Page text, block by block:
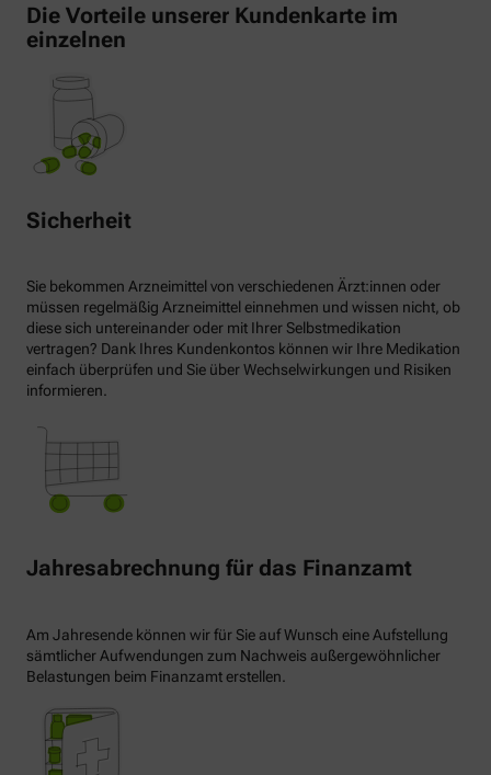
Die Vorteile unserer Kundenkarte im
einzelnen
Sicherheit
Sie bekommen Arzneimittel von verschiedenen Ärzt:innen oder
müssen regelmäßig Arzneimittel einnehmen und wissen nicht, ob
diese sich untereinander oder mit Ihrer Selbstmedikation
vertragen? Dank Ihres Kundenkontos können wir Ihre Medikation
einfach überprüfen und Sie über Wechselwirkungen und Risiken
informieren.
Jahresabrechnung für das Finanzamt
Am Jahresende können wir für Sie auf Wunsch eine Aufstellung
sämtlicher Aufwendungen zum Nachweis außergewöhnlicher
Belastungen beim Finanzamt erstellen.